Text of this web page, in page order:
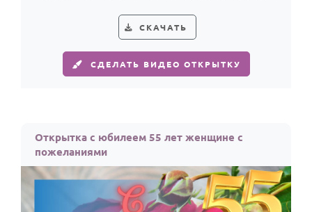
СКАЧАТЬ
СДЕЛАТЬ ВИДЕО ОТКРЫТКУ
Открытка с юбилеем 55 лет женщине с
пожеланиями